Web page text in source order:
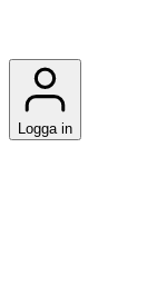
Logga in